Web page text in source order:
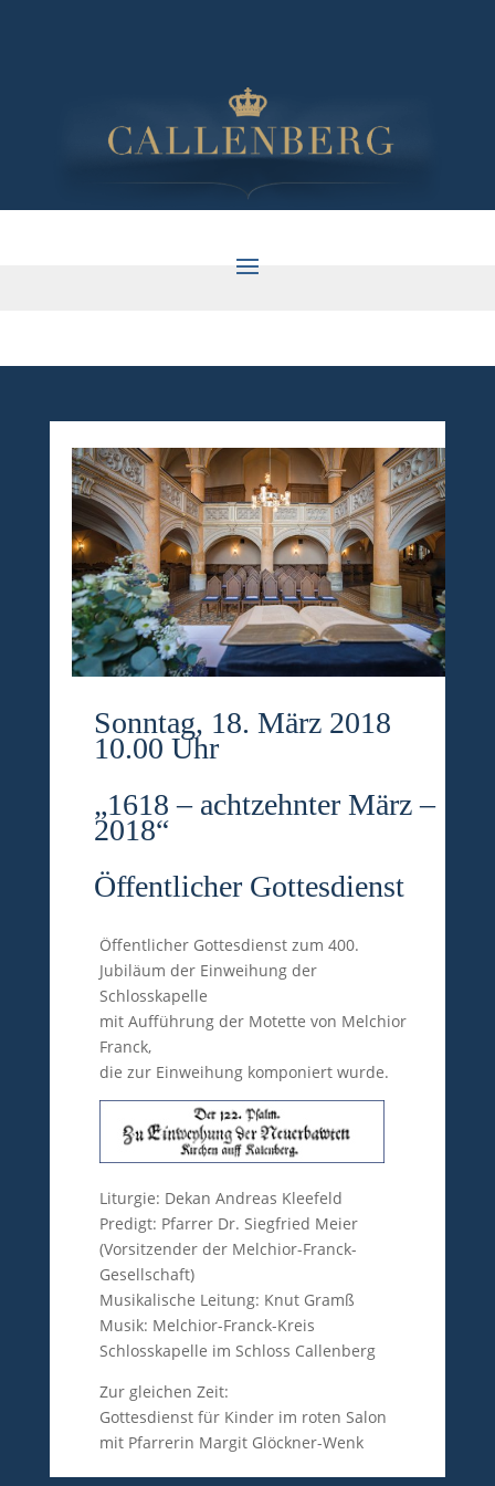
Sonntag, 18. März 2018
10.00 Uhr
„1618 – achtzehnter März –
2018“
Öffentlicher Gottesdienst
Öffentlicher Gottesdienst zum 400.
Jubiläum der Einweihung der
Schlosskapelle
mit Aufführung der Motette von Melchior
Franck,
die zur Einweihung komponiert wurde.
Liturgie: Dekan Andreas Kleefeld
Predigt: Pfarrer Dr. Siegfried Meier
(Vorsitzender der Melchior-Franck-
Gesellschaft)
Musikalische Leitung: Knut Gramß
Musik: Melchior-Franck-Kreis
Schlosskapelle im Schloss Callenberg
Zur gleichen Zeit:
Gottesdienst für Kinder im roten Salon
mit Pfarrerin Margit Glöckner-Wenk